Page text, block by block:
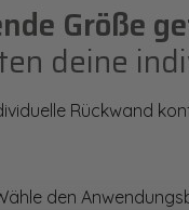
Größe
deine
Rückwand
den